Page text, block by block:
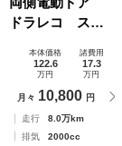
ドラレコ スマ
正１６インチ
ｔｈ フルセ
本体価格
122.6
万円
諸費用
17.3
万円
月々 10,800 円
走行
8.0万km
排気 2000cc